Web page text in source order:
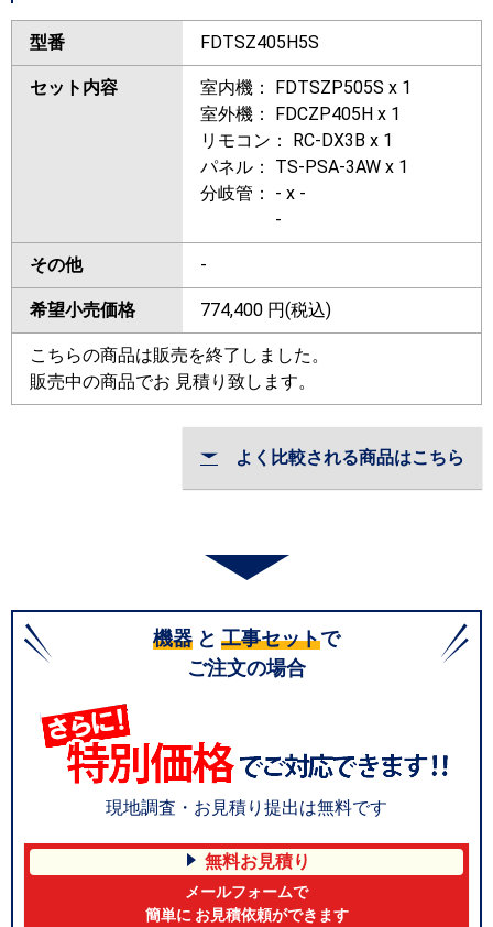
型番 FDTSZ405H5S
セット内容
室内機： FDTSZP505S x 1
室外機： FDCZP405H x 1
リモコン： RC-DX3B x 1
パネル： TS-PSA-3AW x 1
分岐管： - x -
-
その他 -
希望小売価格 774,400 円(税込)
こちらの商品は販売を終了しました。
販売中の商品でお 見積り致します。
よく比較される商品はこちら
機器 と 工事セットで
ご注文の場合
現地調査・お見積り提出は無料です
無料お見積り
メールフォームで
簡単に お見積依頼ができます